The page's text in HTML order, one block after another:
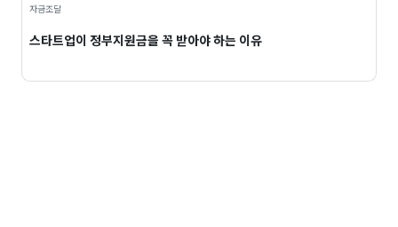
자금조달
스타트업이 정부지원금을 꼭 받아야 하는 이유